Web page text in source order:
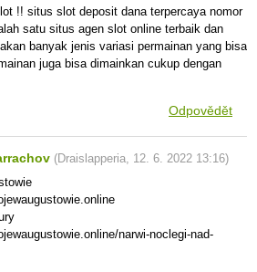
!! situs slot deposit dana terpercaya nomor
satu situs agen slot online terbaik dan
banyak jenis variasi permainan yang bisa
juga bisa dimainkan cukup dengan
Odpovědět
(Draislapperia, 12. 6. 2022 13:16)
narwi-noclegi-nad-